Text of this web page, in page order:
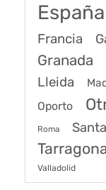
España
Francia
Granada
Lleida
Oporto
Roma
Valladolid